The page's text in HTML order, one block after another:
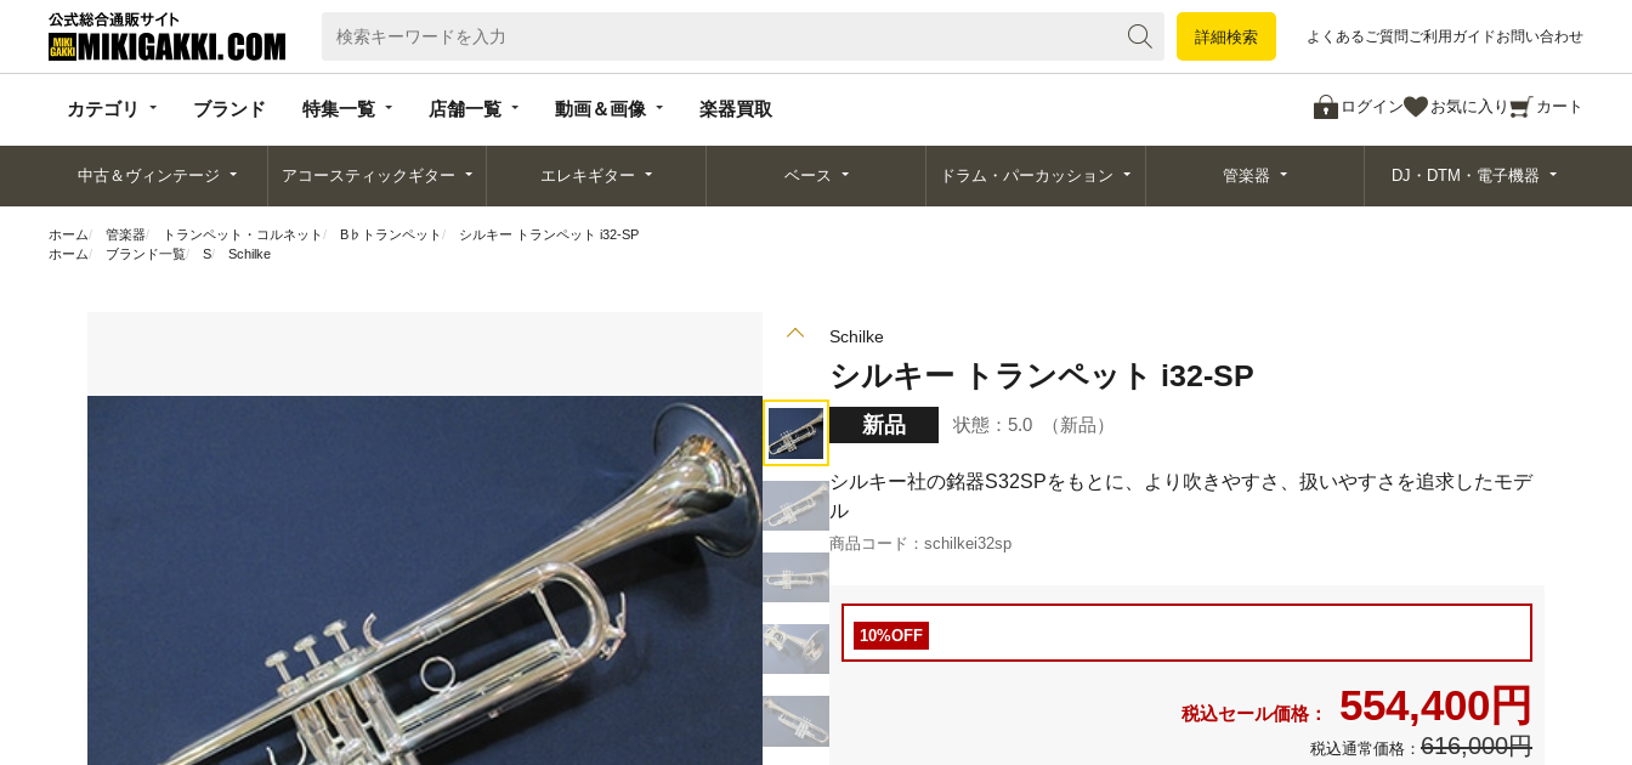
詳細検索 よくあるご質問ご利用ガイドお問い合わせ
カテゴリ ブランド 特集一覧 店舗一覧 動画＆画像 楽器買取 ログイン お気に入り カート
カテゴリ ブランド 特集一覧 店舗一覧 詳細検索
中古＆ヴィンテージ アコースティックギター エレキギター ベース ドラム・パーカッション 管楽器 DJ・DTM・電子機器
ホーム 管楽器 トランペット・コルネット B♭トランペット
シルキー トランペット i32-SP
ホーム
ブランド一覧 S Schilke
Schilke
シルキー トランペット i32-SP
新品 状態： 5.0 新品
シルキー社の銘器S32SPをもとに、より吹きやすさ、扱いやすさを追求したモデ
ル
商品コード： schilkei32sp
10%OFF
554,400円
616,000円